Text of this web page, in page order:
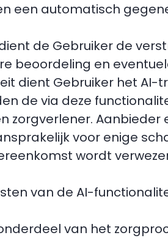
een automatisch
de Gebruiker de
beoordeling en
dient Gebruiker het
de via deze
zorgverlener.
voor enige
wordt
van de AI-
van het